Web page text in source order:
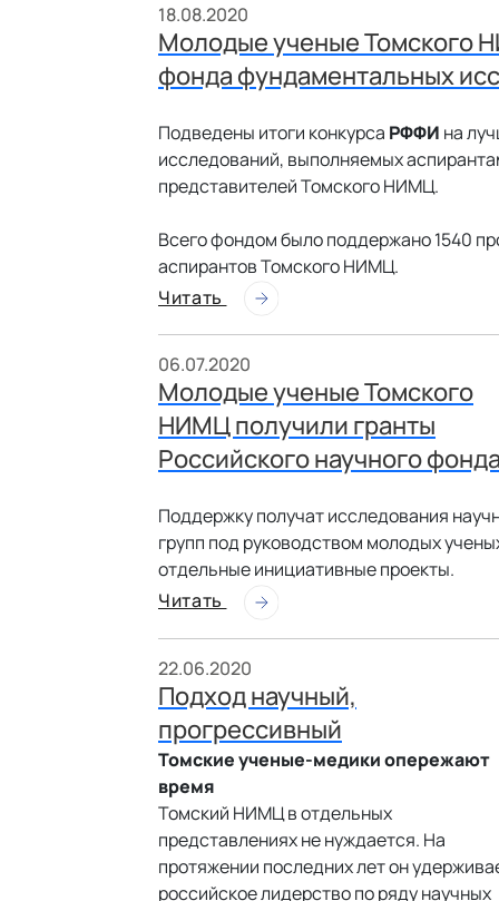
18.08.2020
Молодые ученые Томского
фонда фундаментальных
Подведены итоги конкурса РФФИ на
исследований, выполняемых
представителей Томского НИМЦ.
Всего фондом было поддержано 1540
аспирантов Томского НИМЦ.
Читать
06.07.2020
Молодые ученые Томского
НИМЦ получили гранты
Российского научного
Поддержку получат исследования
групп под руководством молодых
отдельные инициативные проекты.
Читать
22.06.2020
Подход научный,
прогрессивный
Томские ученые-медики опережают
время
Томский НИМЦ в отдельных
представлениях не нуждается. На
протяжении последних лет он
российское лидерство по ряду научных